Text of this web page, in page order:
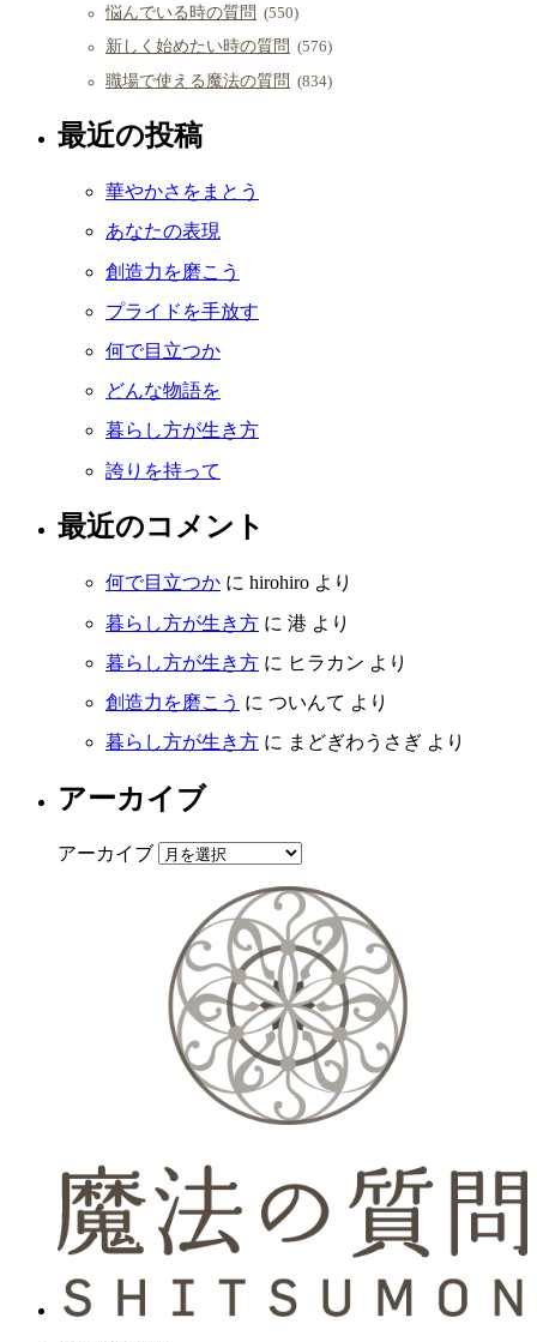
悩んでいる時の質問 (550)
新しく始めたい時の質問 (576)
職場で使える魔法の質問 (834)
最近の投稿
華やかさをまとう
あなたの表現
創造力を磨こう
プライドを手放す
何で目立つか
どんな物語を
暮らし方が生き方
誇りを持って
最近のコメント
何で目立つか に hirohiro より
暮らし方が生き方 に 港 より
暮らし方が生き方 に ヒラカン より
創造力を磨こう に ついんて より
暮らし方が生き方 に まどぎわうさぎ より
アーカイブ
アーカイブ